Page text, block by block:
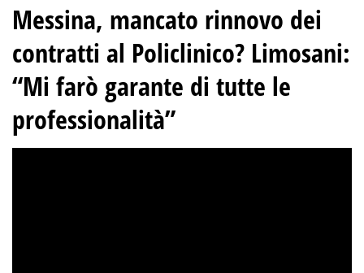
Messina, mancato rinnovo dei
contratti al Policlinico? Limosani:
“Mi farò garante di tutte le
professionalità”